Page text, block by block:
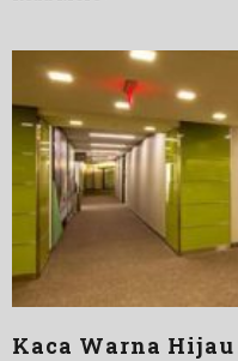
Kaca Warna Hijau